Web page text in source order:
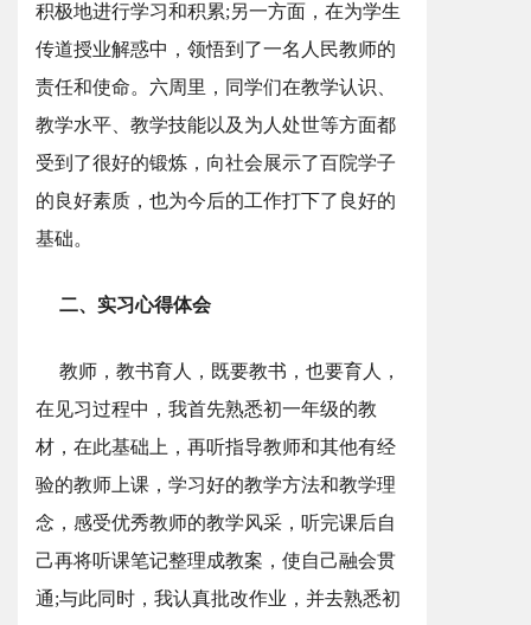
积极地进行学习和积累;另一方面，在为学生
传道授业解惑中，领悟到了一名人民教师的
责任和使命。六周里，同学们在教学认识、
教学水平、教学技能以及为人处世等方面都
受到了很好的锻炼，向社会展示了百院学子
的良好素质，也为今后的工作打下了良好的
基础。
二、实习心得体会
教师，教书育人，既要教书，也要育人，
在见习过程中，我首先熟悉初一年级的教
材，在此基础上，再听指导教师和其他有经
验的教师上课，学习好的教学方法和教学理
念，感受优秀教师的教学风采，听完课后自
己再将听课笔记整理成教案，使自己融会贯
通;与此同时，我认真批改作业，并去熟悉初